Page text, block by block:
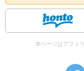
本ページはアフィ